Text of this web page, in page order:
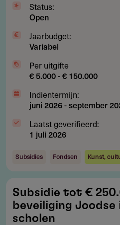
Status:
Open
Jaarbudget:
Variabel
Per uitgifte
€ 5.000 - € 150.000
Indientermijn:
juni 2026-september
Laatst geverifieerd:
1 juli 2026
Subsidies Fondsen Kunst,
tot
€
Subsidie tot €
beveiliging
scholen